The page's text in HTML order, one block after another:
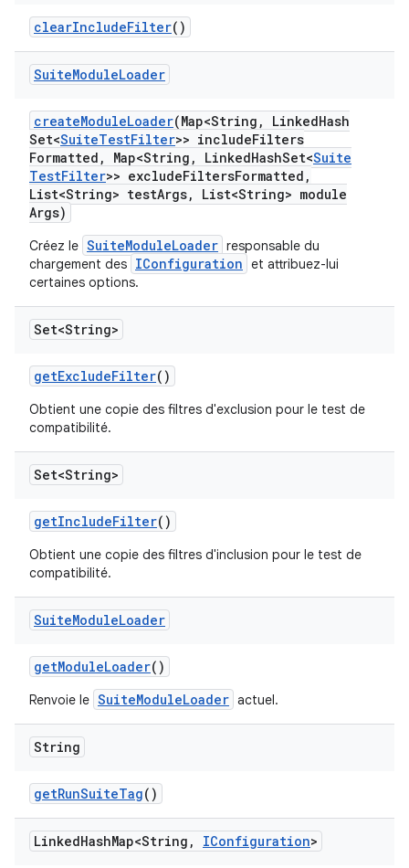
clearIncludeFilter()
SuiteModuleLoader
createModuleLoader(Map<String , LinkedHash
Set<SuiteTestFilter>> includeFilters
Formatted , Map<String , LinkedHashSet<Suite
TestFilter>> excludeFiltersFormatted ,
List<String> testArgs,
List<String> module
Args)
Créez le SuiteModuleLoader responsable du
chargement des IConfiguration et attribuez-lui
certaines options.
Set<String>
getExcludeFilter()
Obtient une copie des filtres d'exclusion pour le test de
compatibilité.
Set<String>
getIncludeFilter()
Obtient une copie des filtres d'inclusion pour le test de
compatibilité.
SuiteModuleLoader
getModuleLoader()
Renvoie le SuiteModuleLoader actuel.
String
getRunSuiteTag()
LinkedHashMap<String , IConfiguration>